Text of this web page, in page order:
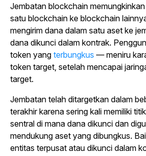
Jembatan blockchain
satu blockchain ke blockchain
mengirim dana dalam satu aset ke
dana dikunci dalam kontrak.
token yang terbungkus — meniru
token target, setelah mencapai
target.
Jembatan telah ditargetkan dalam
terakhir karena sering kali memiliki
sentral di mana dana dikunci dan
mendukung aset yang dibungkus.
entitas terpusat atau dikunci dalam